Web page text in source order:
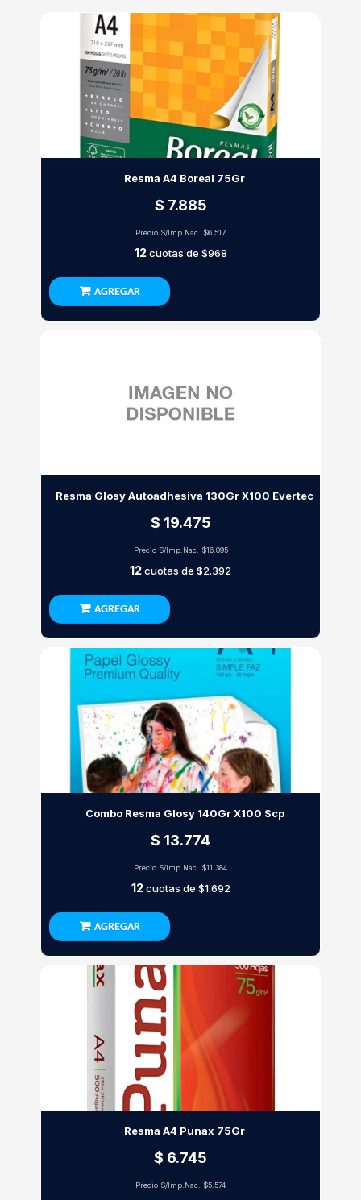
Resma A4 Boreal 75Gr
$ 7.885
Precio S/Imp.Nac. $6.517
12cuotas de $968
AGREGAR
Resma Glosy Autoadhesiva 130Gr X100 Evertec
$ 19.475
Precio S/Imp.Nac. $16.095
12cuotas de $2.392
AGREGAR
Combo Resma Glosy 140Gr X100 Scp
$ 13.774
Precio S/Imp.Nac. $11.384
12cuotas de $1.692
AGREGAR
Resma A4 Punax 75Gr
$ 6.745
Precio S/Imp.Nac. $5.574